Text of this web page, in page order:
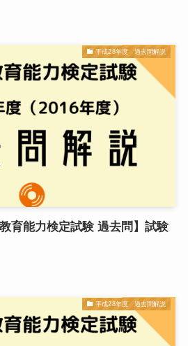
平成28年度 過去問解説
育能力検定試験 過去問】試験
平成28年度 過去問解説